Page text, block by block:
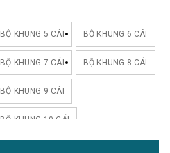
BỘ KHUNG 5 CÁI BỘ KHUNG 6 CÁI
BỘ KHUNG 7 CÁI BỘ KHUNG 8 CÁI
BỘ KHUNG 9 CÁI
BỘ KHUNG 10 CÁI